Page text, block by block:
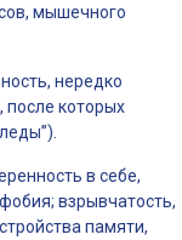
мышечного
нередко
после которых
в себе,
взрывчатость,
памяти,